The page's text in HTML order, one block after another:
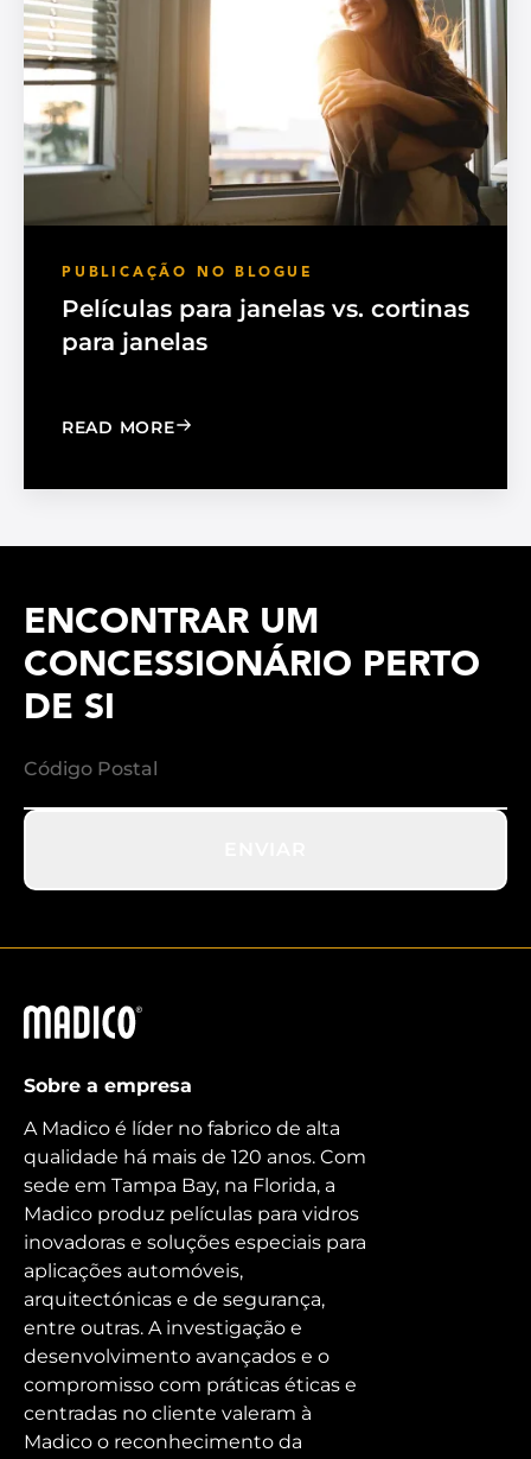
PUBLICAÇÃO NO BLOGUE
Películas para janelas vs. cortinas
para janelas
READ MORE: WINDOW FILM VS. WINDOW
ENCONTRAR UM
CONCESSIONÁRIO PERTO
DE SI
Madico
Sobre a empresa
A Madico é líder no fabrico de alta
qualidade há mais de 120 anos. Com
sede em Tampa Bay, na Florida, a
Madico produz películas para vidros
inovadoras e soluções especiais para
aplicações automóveis,
arquitectónicas e de segurança,
entre outras. A investigação e
desenvolvimento avançados e o
compromisso com práticas éticas e
centradas no cliente valeram à
Madico o reconhecimento da